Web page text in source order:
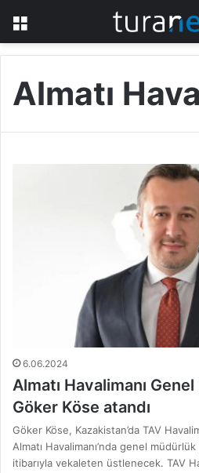
Almatı
6.06.2024
Almatı Havalimanı
Göker Köse atandı
Göker Köse, Kazakistan’da TAV
Almatı Havalimanı’nda genel
itibarıyla vekaleten üstlenecek. TAV